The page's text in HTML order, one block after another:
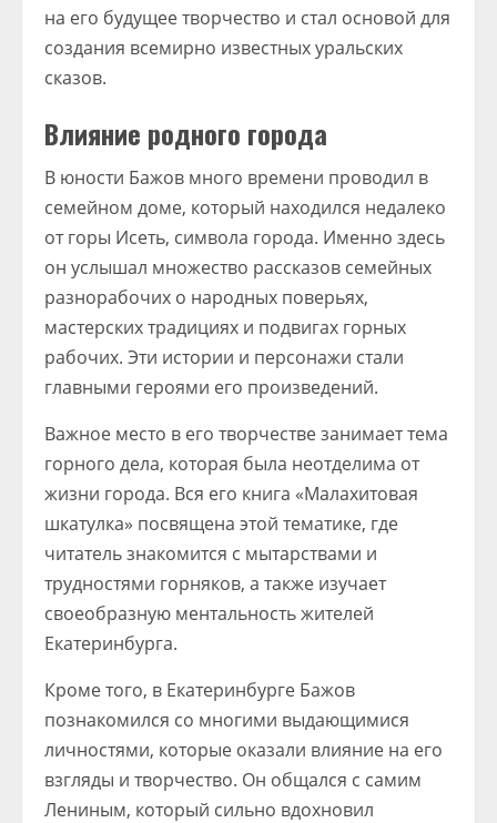
на его будущее творчество и стал основой для
создания всемирно известных уральских
сказов.
Влияние родного города
В юности Бажов много времени проводил в
семейном доме, который находился недалеко
от горы Исеть, символа города. Именно здесь
он услышал множество рассказов семейных
разнорабочих о народных поверьях,
мастерских традициях и подвигах горных
рабочих. Эти истории и персонажи стали
главными героями его произведений.
Важное место в его творчестве занимает тема
горного дела, которая была неотделима от
жизни города. Вся его книга «Малахитовая
шкатулка» посвящена этой тематике, где
читатель знакомится с мытарствами и
трудностями горняков, а также изучает
своеобразную ментальность жителей
Екатеринбурга.
Кроме того, в Екатеринбурге Бажов
познакомился со многими выдающимися
личностями, которые оказали влияние на его
взгляды и творчество. Он общался с самим
Лениным, который сильно вдохновил